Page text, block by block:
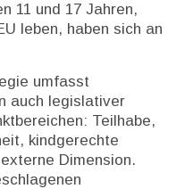
11 und 17 Jahren,
leben, haben sich an
umfasst
auch legislativer
Teilhabe,
kindgerechte
Dimension.